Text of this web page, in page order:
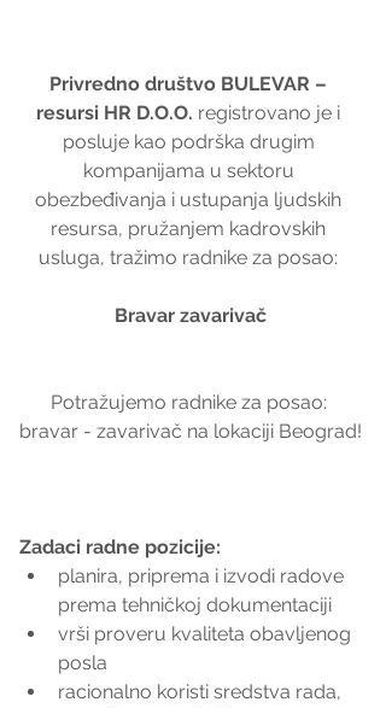
Privredno društvo BULEVAR –
resursi HR D.O.O. registrovano je i
posluje kao podrška drugim
kompanijama u sektoru
obezbeđivanja i ustupanja ljudskih
resursa, pružanjem kadrovskih
usluga, tražimo radnike za posao:
Bravar zavarivač
Potražujemo radnike za posao:
bravar - zavarivač na lokaciji Beograd!
Zadaci radne pozicije:
planira, priprema i izvodi radove
prema tehničkoj dokumentaciji
vrši proveru kvaliteta obavljenog
posla
racionalno koristi sredstva rada,